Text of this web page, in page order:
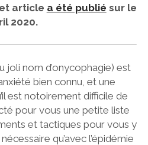
article a été publié sur le
2020.
joli nom d’onycophagie) est
bien connu, et une
est notoirement difficile de
pour vous une petite liste
et tactiques pour vous y
qu’avec l’épidémie